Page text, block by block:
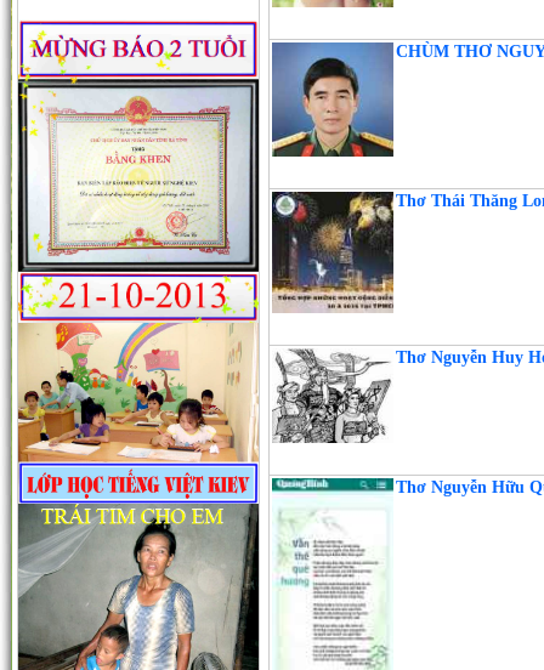
CHÙM THƠ
Thơ Thái Thăng
Thơ Nguyễn Huy
Thơ Nguyễn Hữu